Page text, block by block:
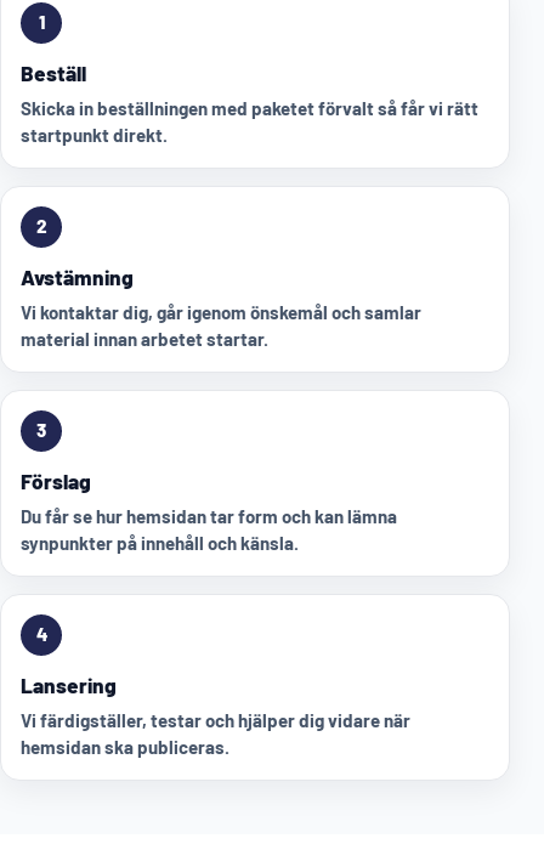
1
Beställ
Skicka in beställningen med paketet förvalt så får vi rätt
startpunkt direkt.
2
Avstämning
Vi kontaktar dig, går igenom önskemål och samlar
material innan arbetet startar.
3
Förslag
Du får se hur hemsidan tar form och kan lämna
synpunkter på innehåll och känsla.
4
Lansering
Vi färdigställer, testar och hjälper dig vidare när
hemsidan ska publiceras.